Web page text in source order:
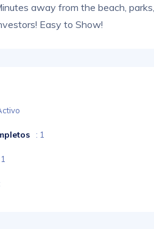
away from the beach, parks,
Easy to Show!
: 1